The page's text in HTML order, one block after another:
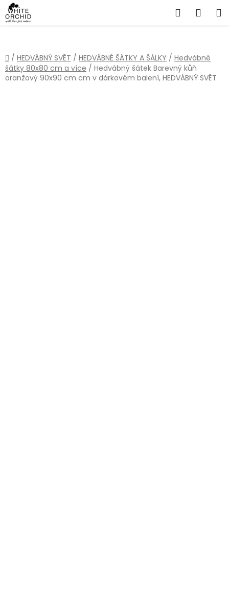
Přejít
na
obsah
Hledat
Domů
/ HEDVÁBNÝ SVĚT / HEDVÁBNÉ ŠÁTKY A ŠÁLKY / Hedvábné
šátky 80x80 cm a více / Hedvábný šátek Barevný kůň
oranžový 90x90 cm cm v dárkovém balení, HEDVÁBNÝ SVĚT